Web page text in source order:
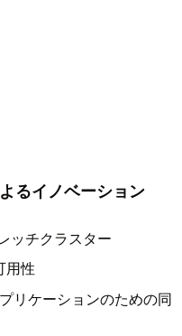
るイノベーション
ッチクラスター
用性
リケーションのための同